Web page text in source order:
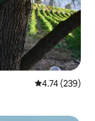
レビュー239
4.74 (239)